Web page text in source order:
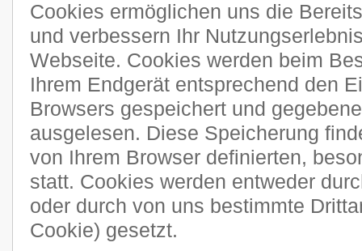
Cookies ermöglichen uns die
und verbessern Ihr
Webseite. Cookies werden beim
Ihrem Endgerät entsprechend den
Browsers gespeichert und
ausgelesen. Diese Speicherung
von Ihrem Browser definierten,
statt. Cookies werden entweder
oder durch von uns bestimmte
Cookie) gesetzt.